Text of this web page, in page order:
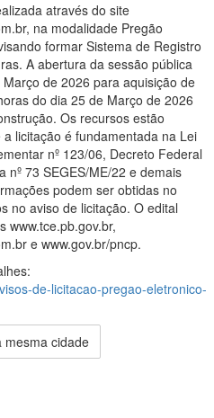
através do site
na modalidade Pregão
formar Sistema de Registro
A abertura da sessão pública
de 2026 para aquisição de
do dia 25 de Março de 2026
Os recursos estão
licitação é fundamentada na Lei
nº 123/06, Decreto Federal
nº 73 SEGES/ME/22 e demais
podem ser obtidas no
no aviso de licitação. O edital
www.tce.pb.gov.br,
e www.gov.br/pncp.
de-licitacao-pregao-eletronico-
mesma cidade